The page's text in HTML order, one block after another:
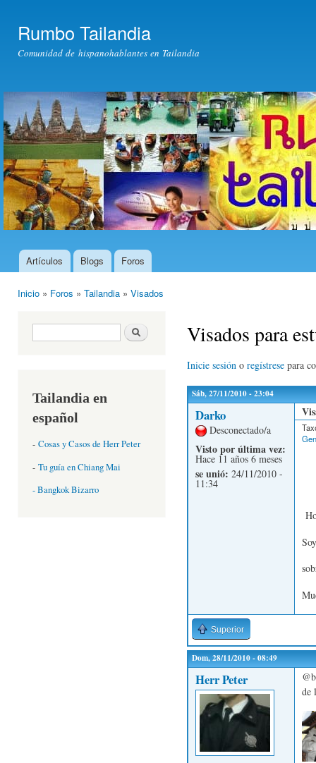
Rumbo Tailandia
Comunidad de hispanohablantes en Tailandia
Menú principal
Artículos Blogs Foros
Inicio » Foros » Tailandia » Visados
Formulario de búsquedaBuscar
Tailandia en
español
- Cosas y Casos de Herr Peter
- Tu guía en Chiang Mai
- Bangkok Bizarro
Visados para
Inicie sesión o regístrese para
Sáb, 27/11/2010 - 23:04
Darko
Desconectado/a
Visto por última vez:
Hace 11 años 6 meses
se unió: 24/11/2010 -
11:34
Superior
Dom, 28/11/2010 - 08:49
Herr Peter
de